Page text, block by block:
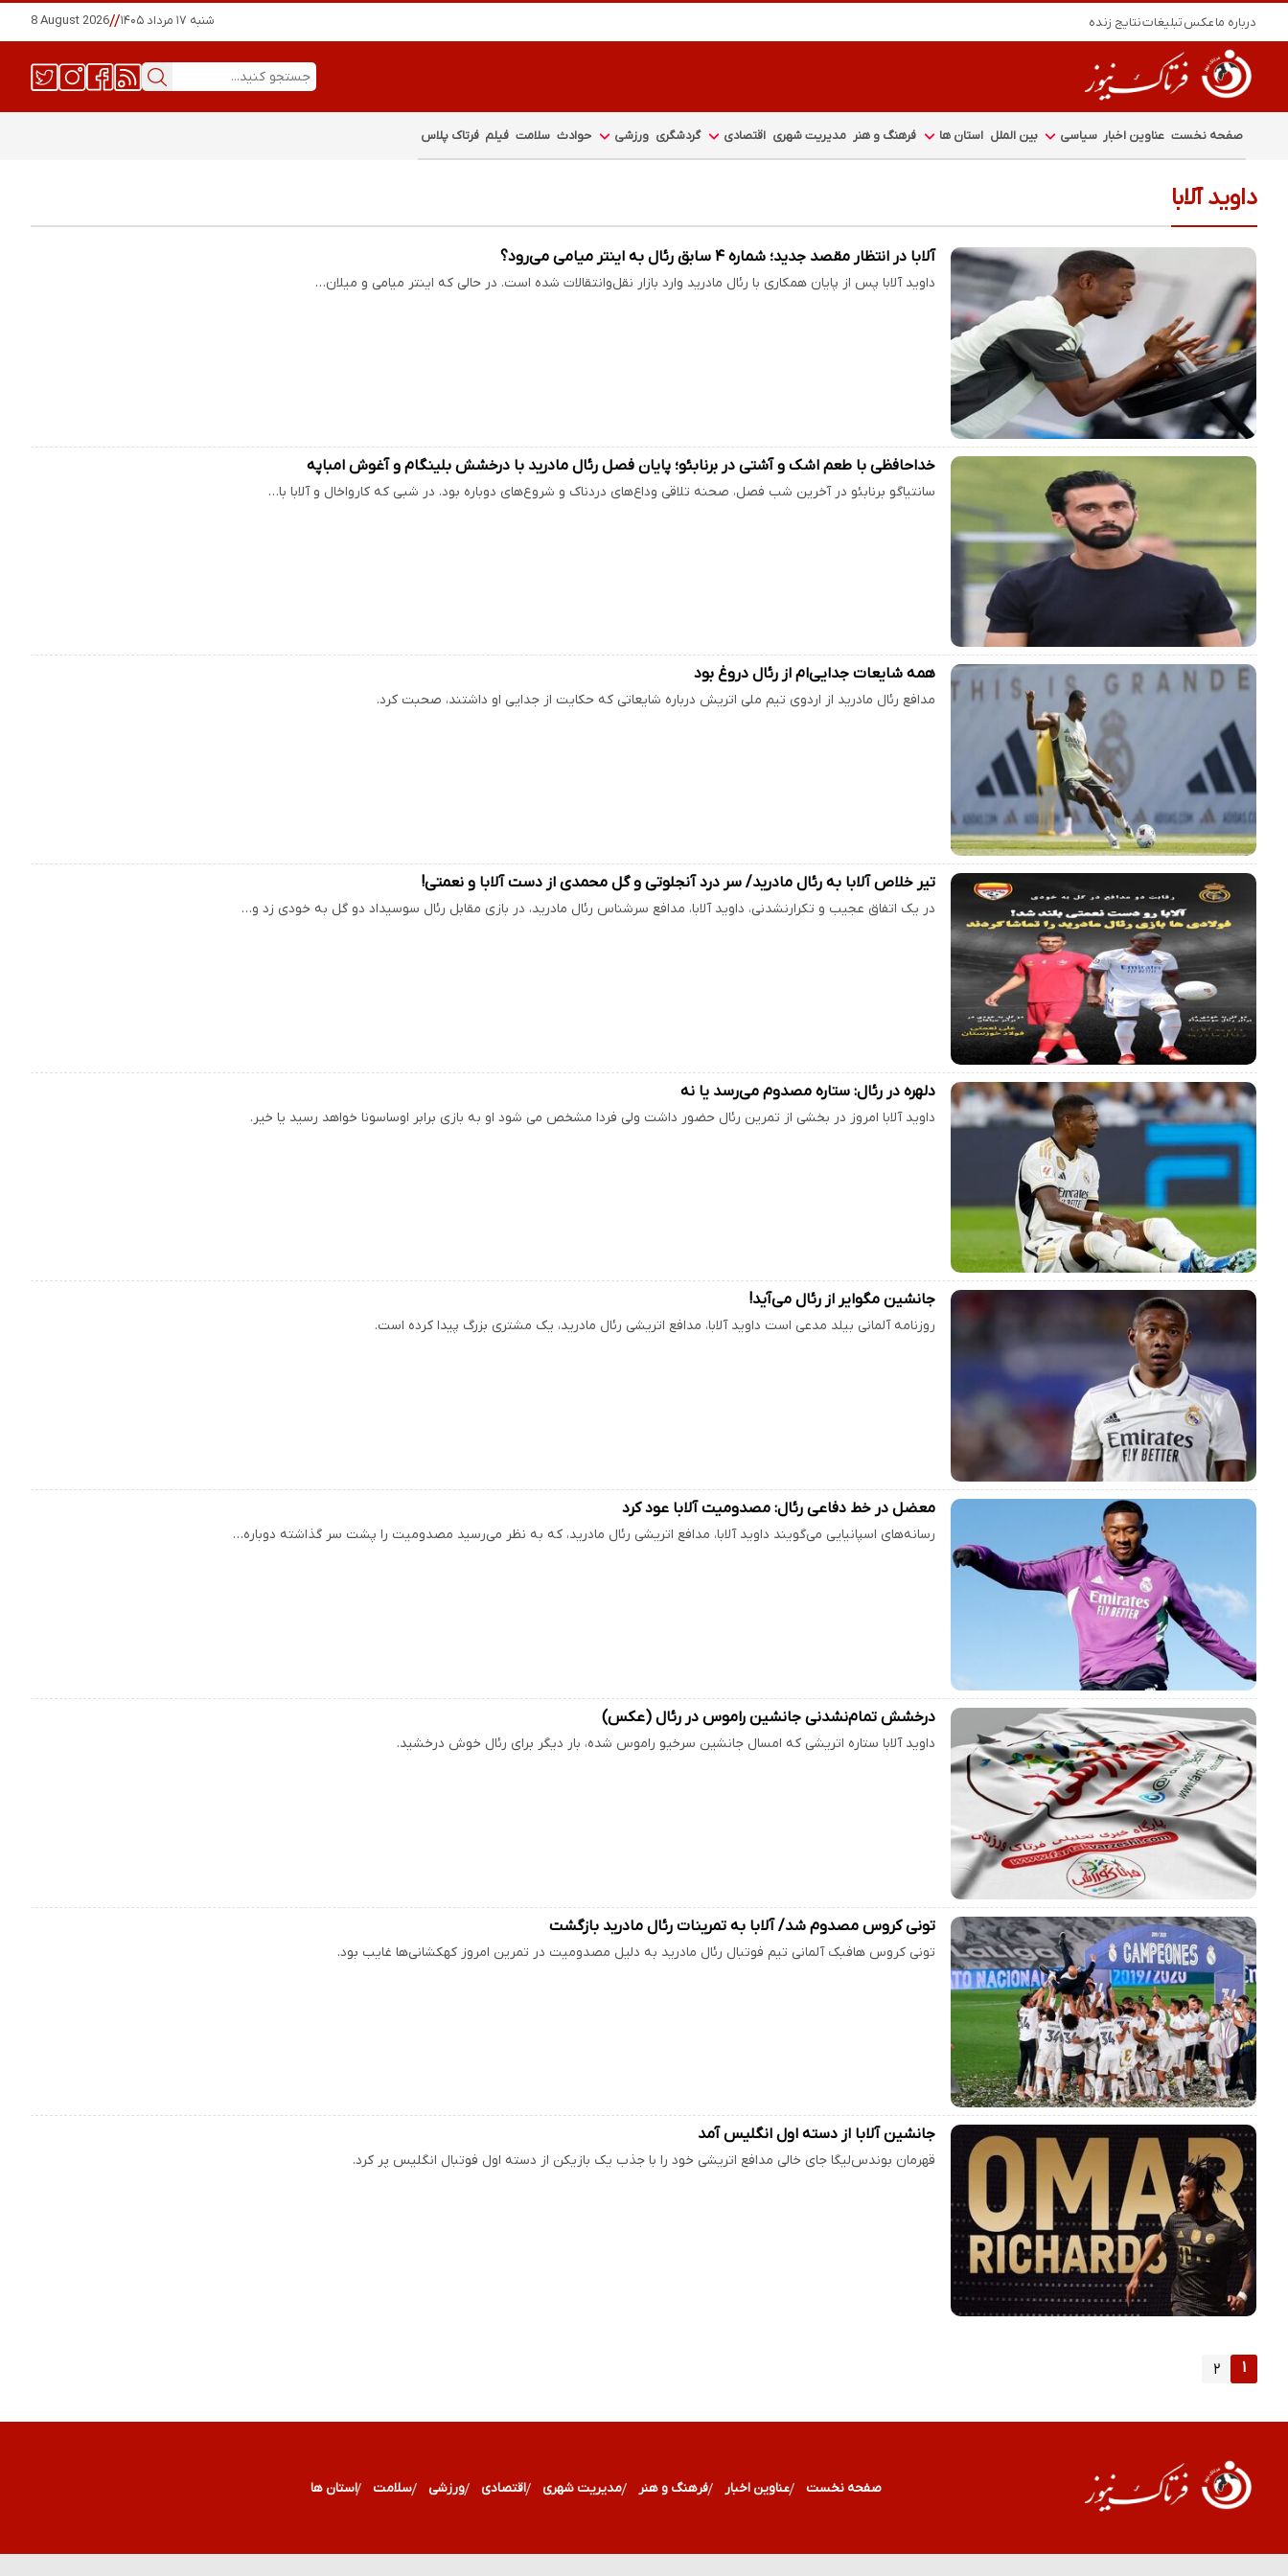
درباره ماعکستبلیغاتنتایج زنده شنبه ۱۷ مرداد ۱۴۰۵ //
8 August 2026
صفحه نخست عناوین اخبار سیاسی بین الملل استان ها فرهنگ و هنر مدیریت شهری اقتصادی گردشگری ورزشی حوادث سلامت فیلم فرتاک پلاس
داوید آلابا
آلابا در انتظار مقصد جدید؛ شماره ۴ سابق رئال به اینتر میامی می‌رود؟
داوید آلابا پس از پایان همکاری با رئال مادرید وارد بازار نقل‌وانتقالات شده است. در حالی که اینتر میامی و میلان…
خداحافظی با طعم اشک و آشتی در برنابئو؛ پایان فصل رئال مادرید با درخشش بلینگام و آغوش امباپه
سانتیاگو برنابئو در آخرین شب فصل، صحنه تلاقی وداع‌های دردناک و شروع‌های دوباره بود. در شبی که کارواخال و آلابا با…
همه شایعات جدایی‌ام از رئال دروغ بود
مدافع رئال مادرید از اردوی تیم ملی اتریش درباره شایعاتی که حکایت از جدایی او داشتند، صحبت کرد.
تیر خلاص آلابا به رئال مادرید/ سر درد آنجلوتی و گل محمدی از دست آلابا و نعمتی!
در یک اتفاق عجیب و تکرارنشدنی، داوید آلابا، مدافع سرشناس رئال مادرید، در بازی مقابل رئال سوسیداد دو گل به خودی زد و…
دلهره در رئال: ستاره مصدوم می‌رسد یا نه
داوید آلابا امروز در بخشی از تمرین رئال حضور داشت ولی فردا مشخص می شود او به بازی برابر اوساسونا خواهد رسید یا خیر.
جانشین مگوایر از رئال می‌آید!
روزنامه آلمانی بیلد مدعی است داوید آلابا، مدافع اتریشی رئال مادرید، یک مشتری بزرگ پیدا کرده است.
معضل در خط دفاعی رئال: مصدومیت آلابا عود کرد
رسانه‌های اسپانیایی می‌گویند داوید آلابا، مدافع اتریشی رئال مادرید، که به نظر می‌رسید مصدومیت را پشت سر گذاشته دوباره…
درخشش تمام‌نشدنی جانشین راموس در رئال (عکس)
داوید آلابا ستاره اتریشی که امسال جانشین سرخیو راموس شده، بار دیگر برای رئال خوش درخشید.
تونی کروس مصدوم شد/ آلابا به تمرینات رئال مادرید بازگشت
تونی کروس هافبک آلمانی تیم فوتبال رئال مادرید به دلیل مصدومیت در تمرین امروز کهکشانی‌ها غایب بود.
جانشین آلابا از دسته اول انگلیس آمد
قهرمان بوندس‌لیگا جای خالی مدافع اتریشی خود را با جذب یک بازیکن از دسته اول فوتبال انگلیس پر کرد.
۱ ۲
صفحه نخست عناوین اخبار فرهنگ و هنر مدیریت شهری اقتصادی ورزشی سلامت استان ها